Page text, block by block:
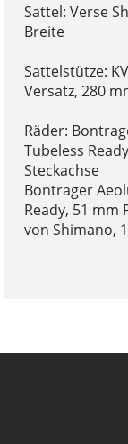
Sattel: Verse
Breite
Sattelstütze:
Versatz, 280
Räder:
Tubeless
Steckachse
Bontrager
Ready, 51 mm
von Shimano,